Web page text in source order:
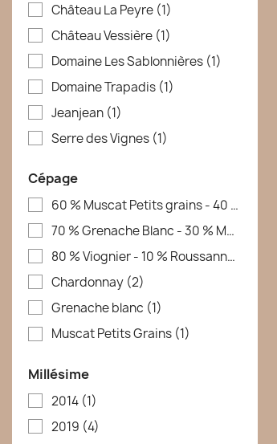
Château La Peyre (1)
Château Vessière (1)
Domaine Les Sablonnières (1)
Domaine Trapadis (1)
Jeanjean (1)
Serre des Vignes (1)
Cépage
60 % Muscat Petits grains - 40 % Sauvignon
70 % Grenache Blanc - 30 % Muscat
80 % Viognier - 10 % Roussanne - 10 % Marsanne
Chardonnay (2)
Grenache blanc (1)
Muscat Petits Grains (1)
Millésime
2014 (1)
2019 (4)